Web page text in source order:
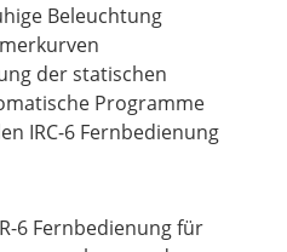
Beleuchtung
der statischen
Programme
IRC-6 Fernbedienung
6 Fernbedienung für